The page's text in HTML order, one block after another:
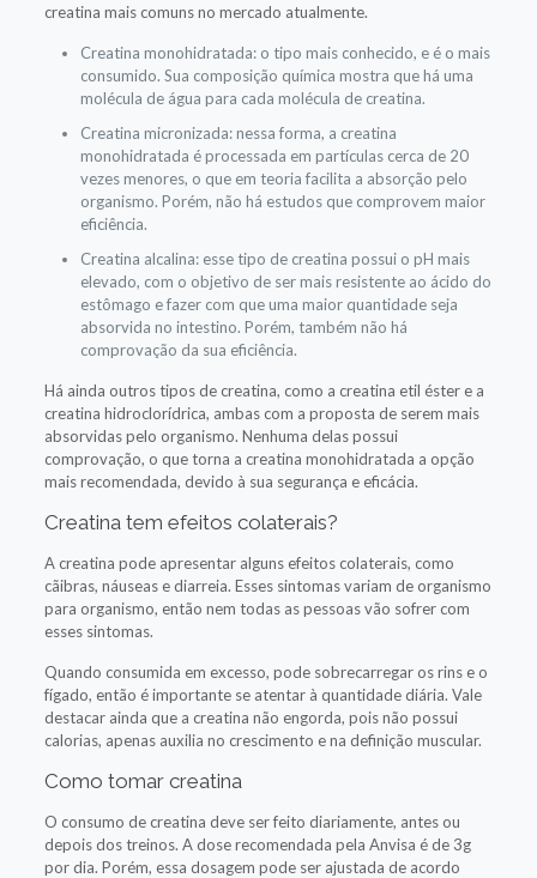
creatina mais comuns no mercado atualmente.
Creatina monohidratada: o tipo mais conhecido, e é o mais
consumido. Sua composição química mostra que há uma
molécula de água para cada molécula de creatina.
Creatina micronizada: nessa forma, a creatina
monohidratada é processada em partículas cerca de 20
vezes menores, o que em teoria facilita a absorção pelo
organismo. Porém, não há estudos que comprovem maior
eficiência.
Creatina alcalina: esse tipo de creatina possui o pH mais
elevado, com o objetivo de ser mais resistente ao ácido do
estômago e fazer com que uma maior quantidade seja
absorvida no intestino. Porém, também não há
comprovação da sua eficiência.
Há ainda outros tipos de creatina, como a creatina etil éster e a
creatina hidroclorídrica, ambas com a proposta de serem mais
absorvidas pelo organismo. Nenhuma delas possui
comprovação, o que torna a creatina monohidratada a opção
mais recomendada, devido à sua segurança e eficácia.
Creatina tem efeitos colaterais?
A creatina pode apresentar alguns efeitos colaterais, como
cãibras, náuseas e diarreia. Esses sintomas variam de organismo
para organismo, então nem todas as pessoas vão sofrer com
esses sintomas.
Quando consumida em excesso, pode sobrecarregar os rins e o
fígado, então é importante se atentar à quantidade diária. Vale
destacar ainda que a creatina não engorda, pois não possui
calorias, apenas auxilia no crescimento e na definição muscular.
Como tomar creatina
O consumo de creatina deve ser feito diariamente, antes ou
depois dos treinos. A dose recomendada pela Anvisa é de 3g
por dia. Porém, essa dosagem pode ser ajustada de acordo